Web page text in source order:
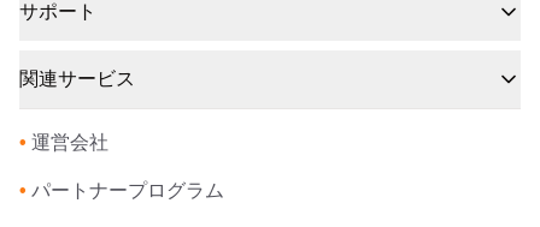
サポート
関連サービス
• 運営会社
• パートナープログラム